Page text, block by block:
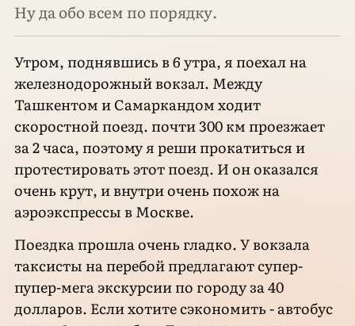
Ну да обо всем по порядку.
Утром, поднявшись в 6 утра, я поехал на
железнодорожный вокзал. Между
Ташкентом и Самаркандом ходит
скоростной поезд. почти 300 км проезжает
за 2 часа, поэтому я реши прокатиться и
протестировать этот поезд. И он оказался
очень крут, и внутри очень похож на
аэроэкспрессы в Москве.
Поездка прошла очень гладко. У вокзала
таксисты на перебой предлагают супер-
пупер-мега экскурсии по городу за 40
долларов. Если хотите сэкономить - автобус